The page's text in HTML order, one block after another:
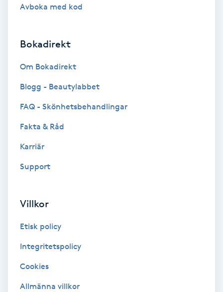
Färgning
Föning
Gel naglar
Gellack
Gellack med förstärkning
Gravidmassage
Gravidyoga
Avboka med kod
Bokadirekt
Om Bokadirekt
Blogg - Beautylabbet
FAQ - Skönhetsbehandlingar
Fakta & Råd
Karriär
Support
Villkor
Etisk policy
Integritetspolicy
Cookies
Allmänna villkor